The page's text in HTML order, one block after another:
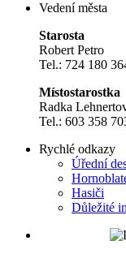
Vedení města
Starosta
Robert Petro
Tel.: 724 180
Místostarostka
Radka
Tel.: 603 358
Rychlé odkazy
Úřední
Hasiči
Důležité